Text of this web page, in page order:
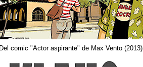
Del comic "Actor aspirante" de Max Vento (2013)